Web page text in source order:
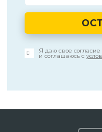
Я даю свое
и соглашаюсь с